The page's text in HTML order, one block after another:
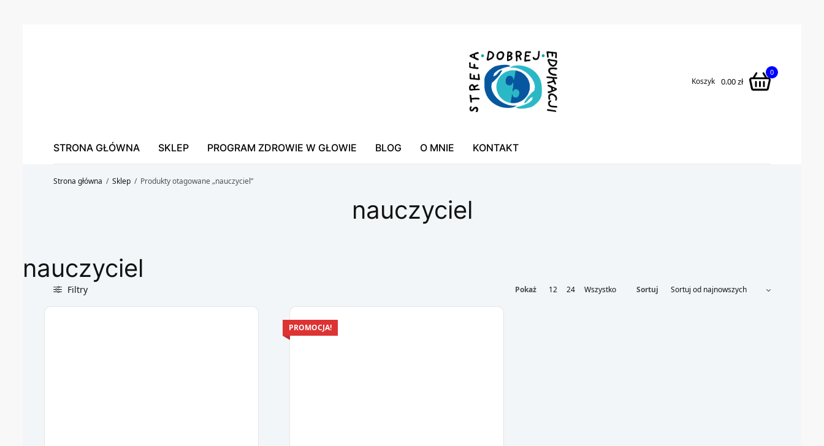
Koszyk 0.00zł
0
STRONA GŁÓWNA SKLEP PROGRAM ZDROWIE W GŁOWIE BLOG O MNIE KONTAKT
Strona główna / Sklep / Produkty otagowane „nauczyciel”
nauczyciel
nauczyciel
Filtry Pokaż 12 24 Wszystko Sortuj
PROMOCJA!